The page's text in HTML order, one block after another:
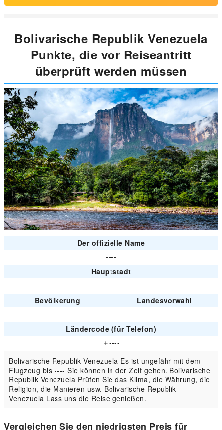
Bolivarische Republik Venezuela
Punkte, die vor Reiseantritt
überprüft werden müssen
Der offizielle Name
----
Hauptstadt
----
Bevölkerung
Landesvorwahl
----
----
Ländercode (für Telefon)
＋----
Bolivarische Republik Venezuela Es ist ungefähr mit dem
Flugzeug bis ---- Sie können in der Zeit gehen. Bolivarische
Republik Venezuela Prüfen Sie das Klima, die Währung, die
Religion, die Manieren usw. Bolivarische Republik
Venezuela Lass uns die Reise genießen.
Vergleichen Sie den niedrigsten Preis für